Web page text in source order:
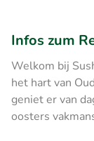
Infos zum
Welkom bij
het hart van
geniet er van
oosters